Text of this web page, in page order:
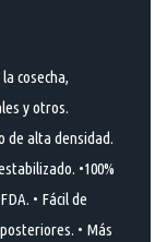
cosecha,
y otros.
de alta densidad.
•100%
• Fácil de
• Más